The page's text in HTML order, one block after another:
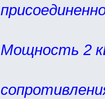
Мощность 2